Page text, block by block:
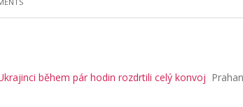
během pár hodin rozdrtili celý konvoj